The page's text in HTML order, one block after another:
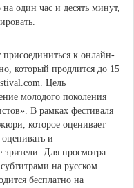
один час и десять минут,
к онлайн-
который продлится до 15
Цель
молодого поколения
В рамках фестиваля
которое оценивает
и
зрители. Для просмотра
на русском.
бесплатно на